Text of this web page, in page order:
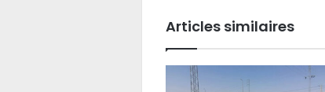
Articles similaires